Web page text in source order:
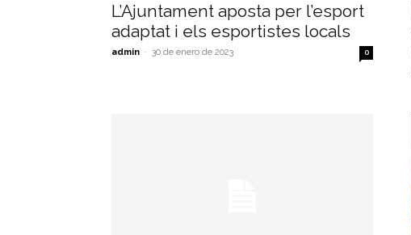
L’Ajuntament aposta per l’esport
adaptat i els esportistes locals
admin - 30 de enero de 2023 0